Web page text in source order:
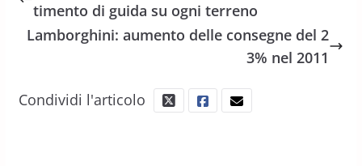
timento di guida su ogni terreno
Lamborghini: aumento delle consegne del 2
3% nel 2011
Condividi l'articolo